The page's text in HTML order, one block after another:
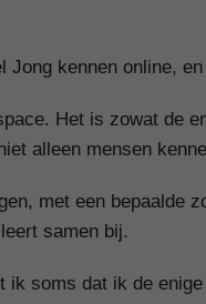
Jong kennen online,
Het is zowat de
alleen mensen
met een bepaalde
samen bij.
soms dat ik de